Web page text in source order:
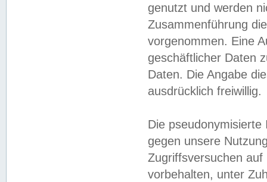
genutzt und werden
Zusammenführung
vorgenommen. Eine
geschäftlicher Daten
Daten. Die Angabe
ausdrücklich freiwillig.
Die
gegen unsere
Zugriffsversuchen
vorbehalten, unter